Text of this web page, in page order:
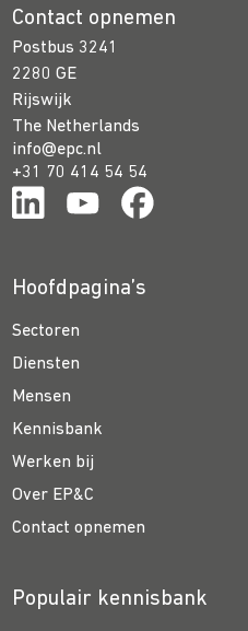
Contact opnemen
Postbus 3241
2280 GE
Rijswijk
The Netherlands
info@epc.nl
+31 70 414 54 54
Hoofdpagina’s
Sectoren
Diensten
Mensen
Kennisbank
Werken bij
Over EP&C
Contact opnemen
Populair kennisbank